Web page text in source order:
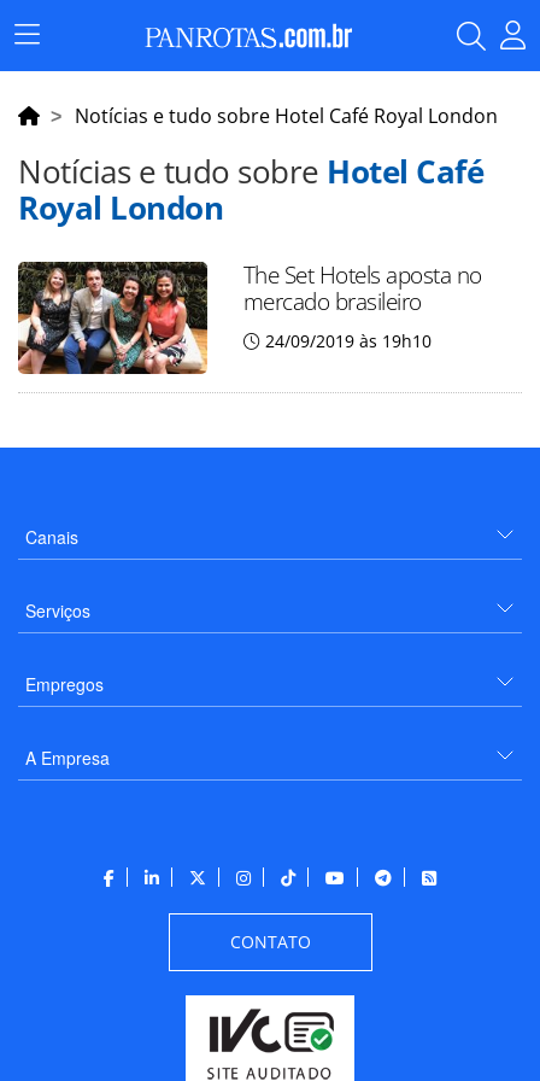
Menu
Principal
Notícias e tudo sobre Hotel Café Royal London
Notícias e tudo sobre Hotel Café
Royal London
The Set Hotels aposta no
mercado brasileiro
24/09/2019 às 19h10
Canais
Serviços
Empregos
A Empresa
CONTATO